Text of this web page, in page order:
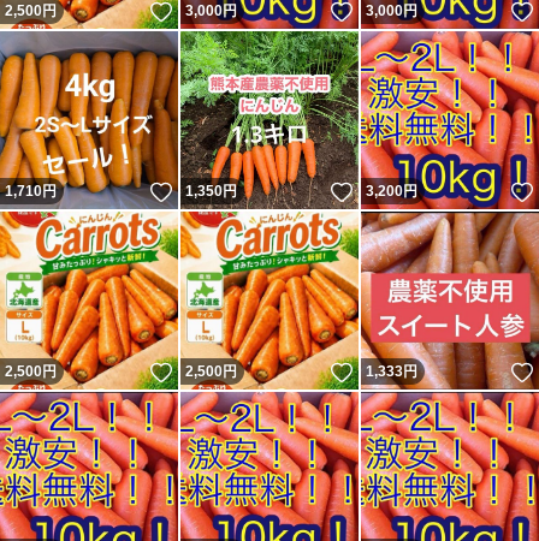
2,500円 いいね！
3,000円 いいね！
3,000円
1,710円 いいね！
1,350円 いいね！
3,200円
2,500円 いいね！
2,500円 いいね！
1,333円